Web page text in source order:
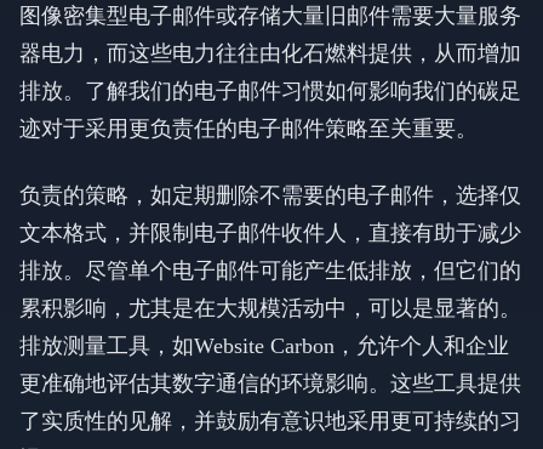
图像密集型电子邮件或存储大量旧邮件需要大量服务
器电力，而这些电力往往由化石燃料提供，从而增加
排放。了解我们的电子邮件习惯如何影响我们的碳足
迹对于采用更负责任的电子邮件策略至关重要。
负责的策略，如定期删除不需要的电子邮件，选择仅
文本格式，并限制电子邮件收件人，直接有助于减少
排放。尽管单个电子邮件可能产生低排放，但它们的
累积影响，尤其是在大规模活动中，可以是显著的。
排放测量工具，如Website Carbon，允许个人和企业
更准确地评估其数字通信的环境影响。这些工具提供
了实质性的见解，并鼓励有意识地采用更可持续的习